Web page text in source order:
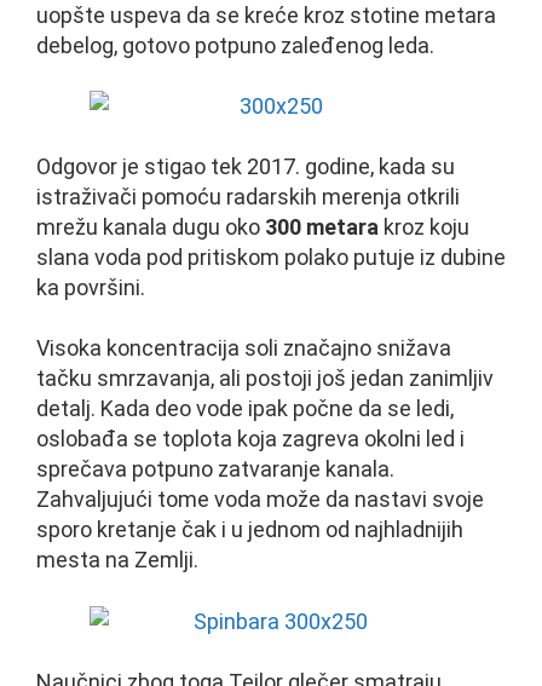
uopšte uspeva da se kreće kroz stotine metara
debelog, gotovo potpuno zaleđenog leda.
Odgovor je stigao tek 2017. godine, kada su
istraživači pomoću radarskih merenja otkrili
mrežu kanala dugu oko 300 metara kroz koju
slana voda pod pritiskom polako putuje iz dubine
ka površini.
Visoka koncentracija soli značajno snižava
tačku smrzavanja, ali postoji još jedan zanimljiv
detalj. Kada deo vode ipak počne da se ledi,
oslobađa se toplota koja zagreva okolni led i
sprečava potpuno zatvaranje kanala.
Zahvaljujući tome voda može da nastavi svoje
sporo kretanje čak i u jednom od najhladnijih
mesta na Zemlji.